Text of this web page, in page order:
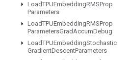
LoadTPUEmbeddingRMSProp
Parameters
LoadTPUEmbeddingRMSProp
ParametersGradAccumDebug
LoadTPUEmbeddingStochastic
GradientDescentParameters